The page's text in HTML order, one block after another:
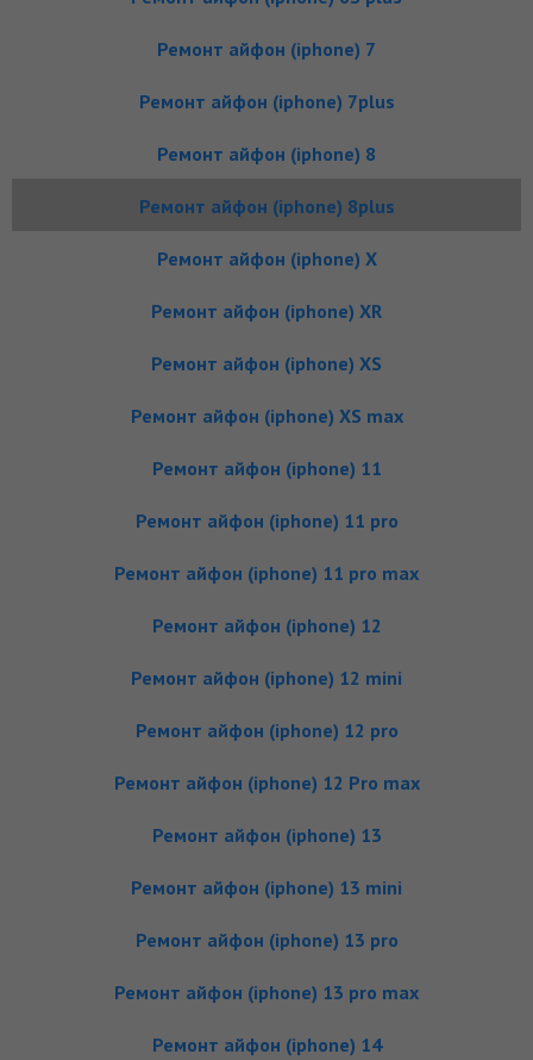
Ремонт айфон (iphone) 7
Ремонт айфон (iphone) 7plus
Ремонт айфон (iphone) 8
Ремонт айфон (iphone) 8plus
Ремонт айфон (iphone) X
Ремонт айфон (iphone) XR
Ремонт айфон (iphone) XS
Ремонт айфон (iphone) XS max
Ремонт айфон (iphone) 11
Ремонт айфон (iphone) 11 pro
Ремонт айфон (iphone) 11 pro max
Ремонт айфон (iphone) 12
Ремонт айфон (iphone) 12 mini
Ремонт айфон (iphone) 12 pro
Ремонт айфон (iphone) 12 Pro max
Ремонт айфон (iphone) 13
Ремонт айфон (iphone) 13 mini
Ремонт айфон (iphone) 13 pro
Ремонт айфон (iphone) 13 pro max
Ремонт айфон (iphone) 14